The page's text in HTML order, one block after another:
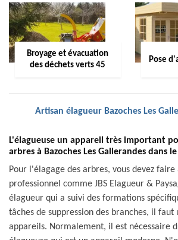
Broyage et évacuation
des déchets verts 45
Pose
Artisan élagueur Bazoches Les
L'élagueuse un appareil très important
arbres à Bazoches Les Gallerandes dans
Pour l'élagage des arbres, vous devez faire
professionnel comme JBS Elagueur &
élagueur qui a suivi des formations
tâches de suppression des branches, il faut
appareils. Normalement, il est nécessaire